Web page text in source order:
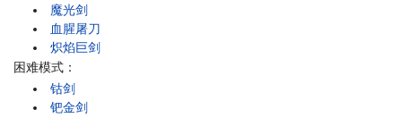
魔光剑
血腥屠刀
炽焰巨剑
困难模式：
钴剑
钯金剑